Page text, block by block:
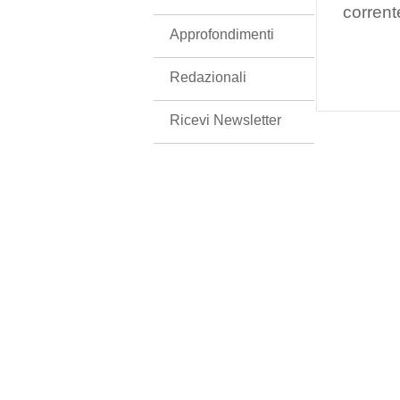
Approfondimenti
Redazionali
Ricevi Newsletter